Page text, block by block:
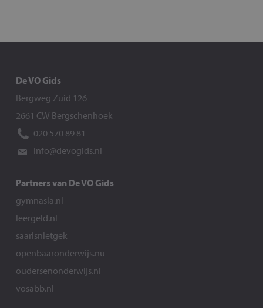
De VO Gids
Bergweg Zuid 126
2661 CW Bergschenhoek
020 570 89 81
info@devogids.nl
Partners van De VO Gids
gymnasia.nl
leergeld.nl
saarisnietgek
openbaaronderwijs.nu
oudersenonderwijs.nl
vosabb.nl